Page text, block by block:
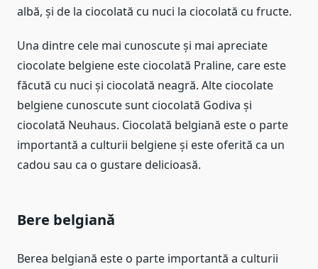
albă, și de la ciocolată cu nuci la ciocolată cu fructe.
Una dintre cele mai cunoscute și mai apreciate
ciocolate belgiene este ciocolată Praline, care este
făcută cu nuci și ciocolată neagră. Alte ciocolate
belgiene cunoscute sunt ciocolată Godiva și
ciocolată Neuhaus. Ciocolată belgiană este o parte
importantă a culturii belgiene și este oferită ca un
cadou sau ca o gustare delicioasă.
Bere belgiană
Berea belgiană este o parte importantă a culturii